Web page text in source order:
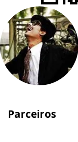
Parceiros